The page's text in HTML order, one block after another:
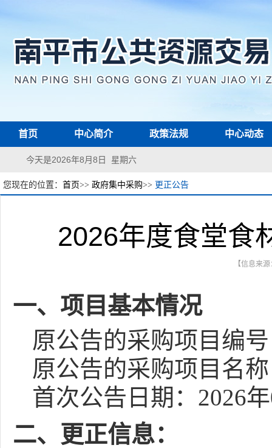
首页 中心简介 政策法规 中心动态
今天是2026年8月8日 星期六
您现在的位置： 首页>> 政府集中采购>> 更正公告
2026年度食堂食
【信息来
一、项目基本情况
原公告的采购项目编
原公告的采购项目名
首次公告日期：2026
二、更正信息：